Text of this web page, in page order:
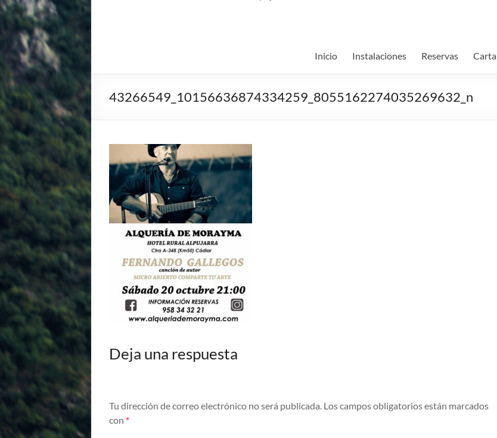
Inicio Instalaciones Reservas Carta
43266549_10156636874334259_8055162274035269632_n
Deja una respuesta
Tu dirección de correo electrónico no será publicada. Los campos obligatorios están marcados
con *